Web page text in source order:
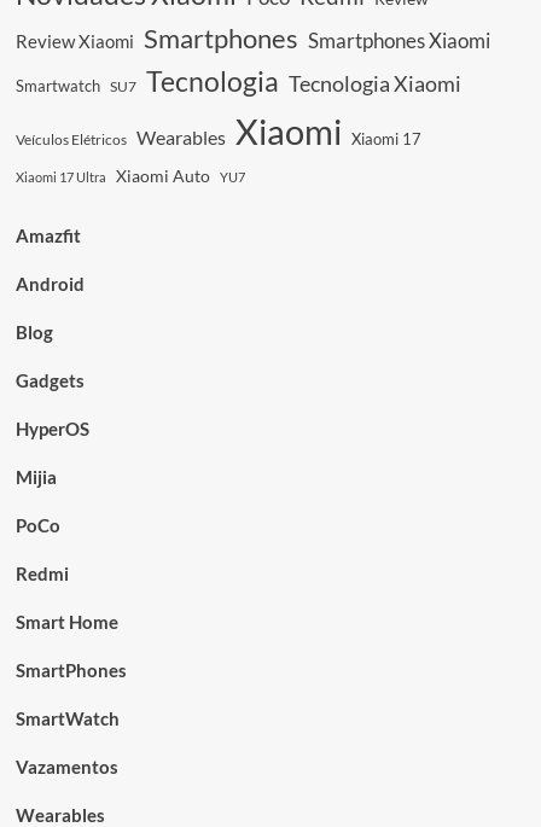
O
é
Review Xiaomi Smartphones Smartphones Xiaomi
Smartwatch SU7 Tecnologia Tecnologia Xiaomi
Veículos Elétricos Wearables Xiaomi Xiaomi 17
Xiaomi 17 Ultra Xiaomi Auto YU7
Amazfit
Android
Blog
Gadgets
HyperOS
Mijia
PoCo
Redmi
Smart Home
SmartPhones
SmartWatch
Vazamentos
Wearables